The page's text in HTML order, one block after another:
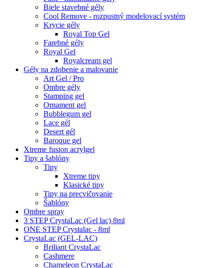
Biele stavebné gély
Cool Remove - rozpustný modelovací systém
Krycie gély
Royal Top Gel
Farebné gély
Royal Gel
Royalcream gel
Gély na zdobenie a malovanie
Art Gel / Pro
Ombre gély
Stamping gel
Ornament gel
Bubblegum gel
Lace gél
Desert gél
Baroque gel
Xtreme fusion acrylgel
Tipy a šablóny
Tipy
Xtreme tipy
Klasické tipy
Tipy na precvičovanie
Šablóny
Ombre spray
3 STEP CrystaLac (Gel lac) 8ml
ONE STEP Crystalac - 8ml
CrystaLac (GEL-LAC)
Briliant CrystaLac
Cashmere
Chameleon CrystaLac